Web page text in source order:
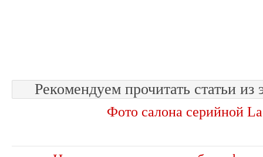
Рекомендуем прочитать статьи из
Фото салона серийной